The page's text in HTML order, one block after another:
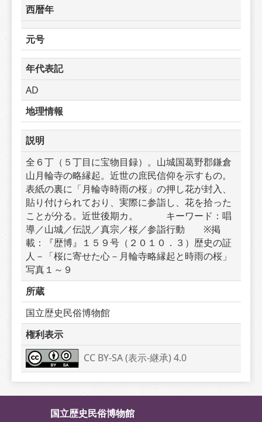
西暦年
元号
年代表記
AD
地理情報
説明
全６丁（５丁目に宝物目録）。山城国葛野郡鎌倉
山月輪寺の略縁起。近世の庶民信仰を示すもの。
表紙の裏に「月輪寺時雨の桜」の押し花が封入、
貼り付けられており、実際に参詣し、花を拾った
ことが分る。近世後期カ。　　　キーワード：唱
導／山城／伝説／真宗／桜／参詣行動　　※掲
載：『歴博』１５９号（２０１０．３）歴史の証
人－「桜に寄せた心－月輪寺略縁起と時雨の桜」
写真１～９
所蔵
国立歴史民俗博物館
権利表示
CC BY-SA (表示-継承) 4.0
国立歴史民俗博物館